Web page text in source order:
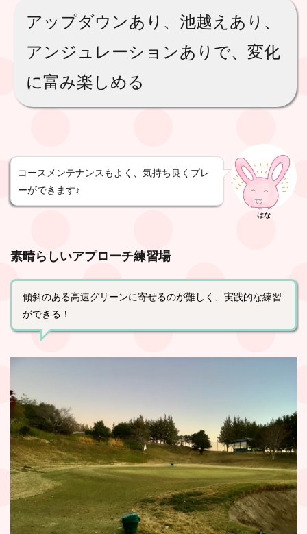
アップダウンあり、池越えあり、
アンジュレーションありで、変化
に富み楽しめる
コースメンテナンスもよく、気持ち良くプレ
ーができます♪
はな
素晴らしいアプローチ練習場
傾斜のある高速グリーンに寄せるのが難しく、実践的な練習
ができる！